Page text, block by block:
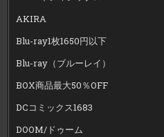
AKIRA
Blu-ray1枚1650円以下
Blu-ray（ブルーレイ）
BOX商品最大50％OFF
DCコミックス1683
DOOM/ドゥーム